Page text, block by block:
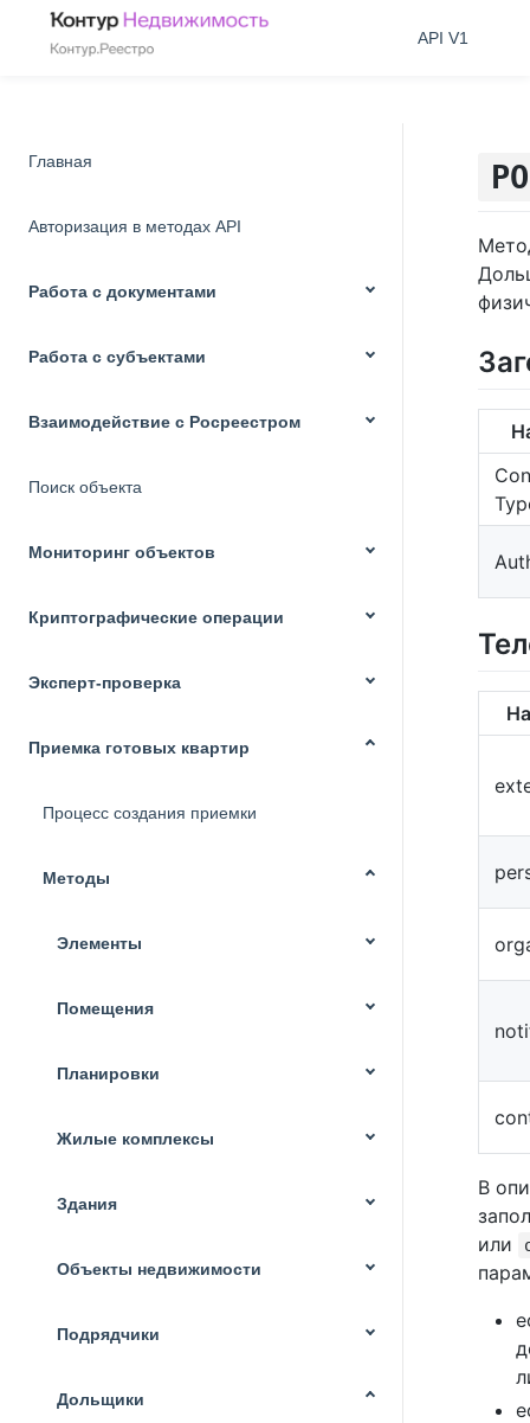
API V1
Главная
Авторизация в методах API
Работа с документами
Работа с субъектами
Взаимодействие с Росреестром
Поиск объекта
Мониторинг объектов
Криптографические операции
Эксперт-проверка
Приемка готовых квартир
Процесс создания приемки
Методы
Элементы
Помещения
Планировки
Жилые комплексы
Здания
Объекты недвижимости
Подрядчики
Дольщики
В
или